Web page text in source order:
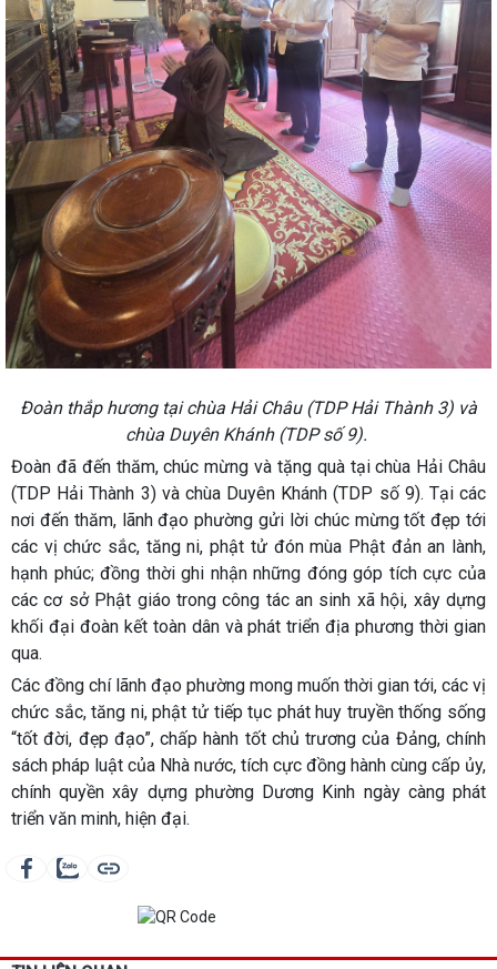
Đoàn thắp hương tại chùa Hải Châu (TDP Hải Thành 3) và
chùa Duyên Khánh (TDP số 9).
Đoàn đã đến thăm, chúc mừng và tặng quà tại chùa Hải Châu
(TDP Hải Thành 3) và chùa Duyên Khánh (TDP số 9). Tại các
nơi đến thăm, lãnh đạo phường gửi lời chúc mừng tốt đẹp tới
các vị chức sắc, tăng ni, phật tử đón mùa Phật đản an lành,
hạnh phúc; đồng thời ghi nhận những đóng góp tích cực của
các cơ sở Phật giáo trong công tác an sinh xã hội, xây dựng
khối đại đoàn kết toàn dân và phát triển địa phương thời gian
qua.
Các đồng chí lãnh đạo phường mong muốn thời gian tới, các vị
chức sắc, tăng ni, phật tử tiếp tục phát huy truyền thống sống
“tốt đời, đẹp đạo”, chấp hành tốt chủ trương của Đảng, chính
sách pháp luật của Nhà nước, tích cực đồng hành cùng cấp ủy,
chính quyền xây dựng phường Dương Kinh ngày càng phát
triển văn minh, hiện đại.